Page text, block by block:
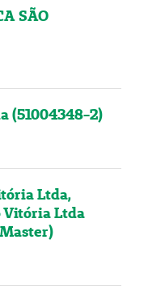
SÃO
(51004348-2)
Ltda,
Vitória Ltda